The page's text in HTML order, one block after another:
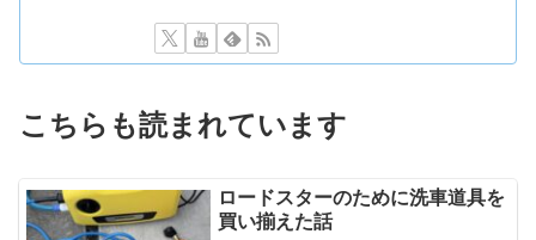
こちらも読まれています
ロードスターのために洗車道具を
買い揃えた話